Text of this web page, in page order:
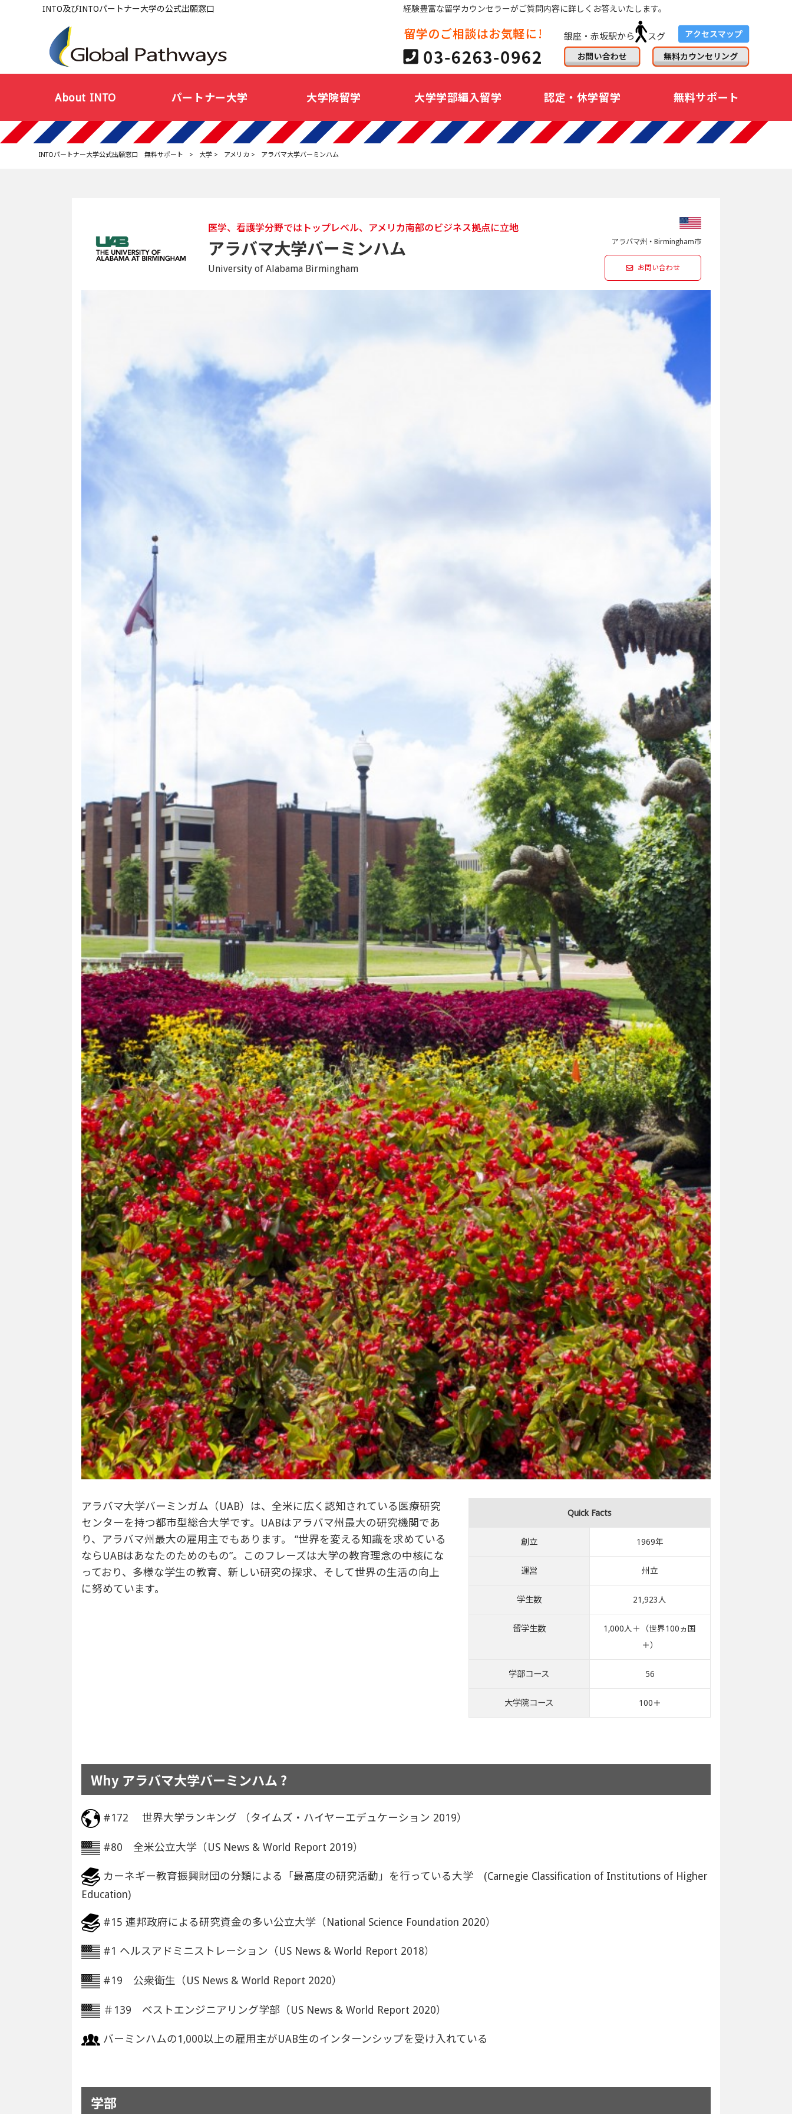
INTO及びINTOパートナー大学の公式出願窓口 経験豊富な留学カウンセラーがご質問内容に詳しくお答えいたします。
銀座・赤坂駅から スグ
About INTO パートナー大学 大学院留学 大学学部編入留学 認定・休学留学 無料サポート
INTOパートナー大学公式出願窓口 無料サポート > 大学> アメリカ > アラバマ大学バーミンハム
医学、看護学分野ではトップレベル、アメリカ南部のビジネス拠点に立地
アラバマ大学バーミンハム
University of Alabama Birmingham
アラバマ州・Birmingham市
お問い合わせ
アラバマ大学バーミンガム（UAB）は、全米に広く認知されている医療研究
センターを持つ都市型総合大学です。UABはアラバマ州最大の研究機関であ
り、アラバマ州最大の雇用主でもあります。 “世界を変える知識を求めている
ならUABはあなたのためのもの”。このフレーズは大学の教育理念の中核にな
っており、多様な学生の教育、新しい研究の探求、そして世界の生活の向上
に努めています。
Quick Facts
創立 1969年
運営 州立
学生数 21,923人
留学生数
1,000人＋（世界100ヵ国
＋）
学部コース 56
大学院コース 100＋
Why アラバマ大学バーミンハム ?
#172 世界大学ランキング （タイムズ・ハイヤーエデュケーション 2019）
#80 全米公立大学（US News & World Report 2019）
カーネギー教育振興財団の分類による「最高度の研究活動」を行っている大学 (Carnegie Classification of Institutions of Higher
Education)
#15 連邦政府による研究資金の多い公立大学（National Science Foundation 2020）
#1 ヘルスアドミニストレーション（US News & World Report 2018）
#19 公衆衛生（US News & World Report 2020）
＃139 ベストエンジニアリング学部（US News & World Report 2020）
バーミンハムの1,000以上の雇用主がUAB生のインターンシップを受け入れている
学部